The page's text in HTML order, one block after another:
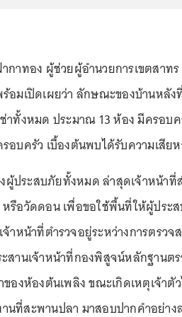
กาทอง ผู้ช่วยผู้อำนวยการเขตสาท
อมเปิดเผยว่า ลักษณะของบ้านหลัง
ช่าทั้งหมด ประมาณ 13 ห้อง มีครอ
อบครัว เบื้องต้นพบได้รับความเสีย
ผู้ประสบภัยทั้งหมด ล่าสุดเจ้าหน้าที่
รือวัดดอน เพื่อขอใช้พื้นที่ให้ผู้ประ
จ้าหน้าที่ตำรวจอยู่ระหว่างการตรว
สานเจ้าหน้าที่กองพิสูจน์หลักฐานต
ของห้องต้นเพลิง ขณะเกิดเหตุเจ้า
นที่สะพานปลา มาสอบปากคำอย่าง